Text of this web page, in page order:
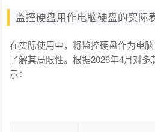
监控硬盘用作电脑硬盘的实际
在实际使用中，将监控硬盘作为电
了解其局限性。根据2026年4月对
示：